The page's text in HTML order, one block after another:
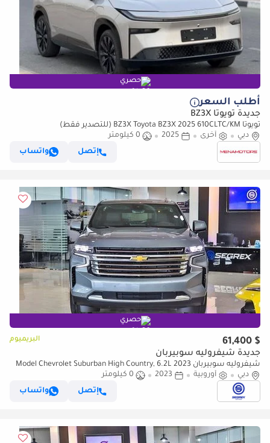
حصري
أطلب السعر
جديدة تويوتا BZ3X
تويوتا BZ3X Toyota BZ3X 2025 610CLTC/KM (للتصدير فقط)
دبي
أخرى 2025
0 كيلومتر
إتصل
واتساب
حصري
$ 61,400 البريميوم
جديدة شيفروليه سوبيربان
شيفروليه سوبيربان 2023 Model Chevrolet Suburban High Country, 6.2L
Petrol AWD A/T
دبي أوروبية 2023
0 كيلومتر
إتصل
واتساب